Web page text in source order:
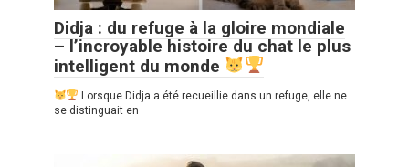
Didja : du refuge à la gloire mondiale
– l’incroyable histoire du chat le plus
intelligent du monde
Lorsque Didja a été recueillie dans un refuge, elle ne
se distinguait en